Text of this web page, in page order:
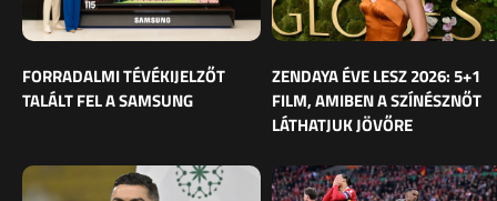
FORRADALMI TÉVÉKIJELZŐT
TALÁLT FEL A SAMSUNG
ZENDAYA ÉVE LESZ 2026: 5+1
FILM, AMIBEN A SZÍNÉSZNŐT
LÁTHATJUK JÖVŐRE